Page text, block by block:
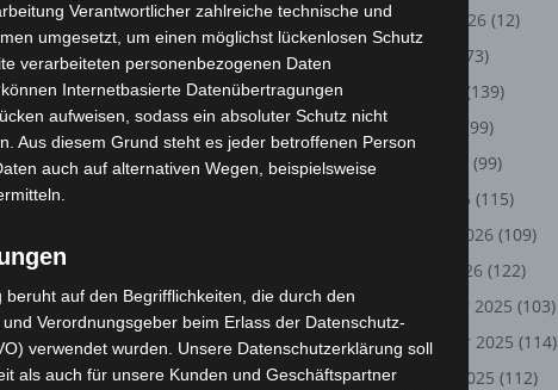
Blaulichtmeile Langenhagen 2026:
Polizei, Feuerwehr und Rettung
August 2026 (12)
(73)
(139)
(99)
(99)
März 2026 (115)
Februar 2026 (109)
Januar 2026 (122)
Dezember 2025 (103)
November 2025 (114)
Oktober 2025 (112)
Verantwortlicher zahlreiche technische und
umgesetzt, um einen möglichst lückenlosen Schutz
verarbeiteten personenbezogenen Daten
Internetbasierte Datenübertragungen
aufweisen, sodass ein absoluter Schutz nicht
Aus diesem Grund steht es jeder betroffenen Person
auch auf alternativen Wegen, beispielsweise
beruht auf den Begrifflichkeiten, die durch den
Verordnungsgeber beim Erlass der Datenschutz-
verwendet wurden. Unsere Datenschutzerklärung soll
als auch für unsere Kunden und Geschäftspartner